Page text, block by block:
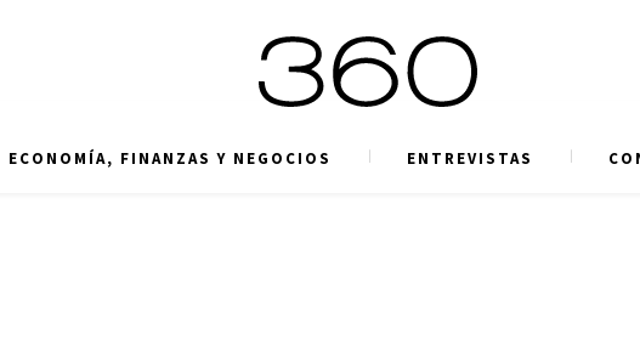
ECONOMÍA, FINANZAS Y NEGOCIOS ENTREVISTAS